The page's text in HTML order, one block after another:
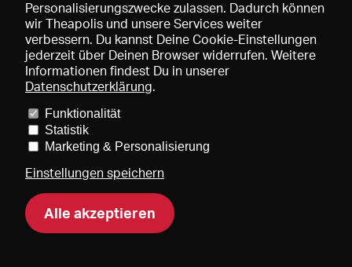
Preise und Mitgliedschaften
Mediadaten
Über uns Impressum
DE
Personalisierungszwecke zulassen. Dadurch können
wir Theapolis und unsere Services weiter
verbessern. Du kannst Deine Cookie-Einstellungen
jederzeit über Deinen Browser widerrufen. Weitere
Informationen findest Du in unserer
Datenschutzerklärung.
Funktionalität
Statistik
Marketing & Personalisierung
Einstellungen speichern
Alle akzeptieren